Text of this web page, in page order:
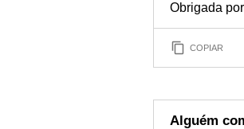
Obrigada
COPIAR
Alguém